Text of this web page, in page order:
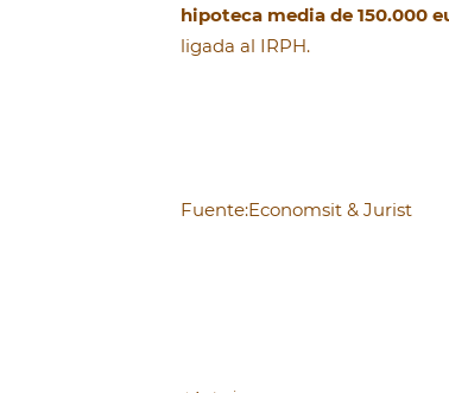
hipoteca media de 150.000
ligada al IRPH.
Fuente:Economsit & Jurist